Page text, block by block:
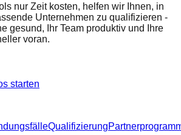
nur Zeit kosten, helfen wir Ihnen, in
Unternehmen zu qualifizieren -
gesund, Ihr Team produktiv und Ihre
voran.
starten
Qualifizierung